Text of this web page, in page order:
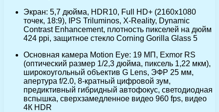
Экран: 5,7 дюйма, HDR10, Full HD+ (2160х1080
точек, 18:9), IPS Triluminos, X-Reality, Dynamic
Contrast Enhancement, плотность пикселей на дюйм
424 ppi, защитное стекло Corning Gorilla Glass 5
Основная камера Motion Eye: 19 МП, Exmor RS
(оптический размер 1/2,3 дюйма, пиксель 1,22 мкм),
широкоугольный объектив G Lens, ЭФР 25 мм,
апертура f/2.0, 8-кратный цифровой зум,
предиктивный гибридный автофокус, светодиодная
вспышка, сверхзамедленное видео 960 fps, видео
4К HDR